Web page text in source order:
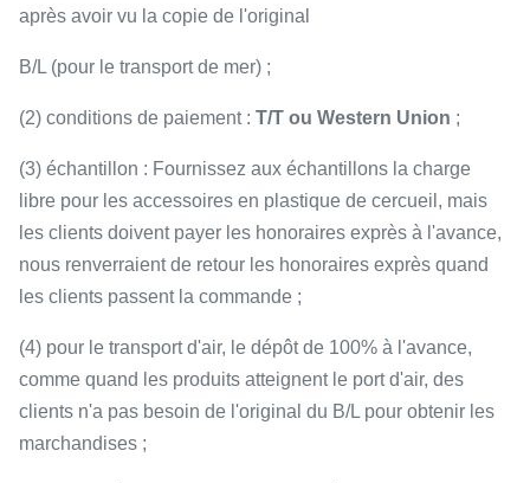
après avoir vu la copie de l'original
B/L (pour le transport de mer) ;
(2) conditions de paiement : T/T ou Western Union ;
(3) échantillon : Fournissez aux échantillons la charge
libre pour les accessoires en plastique de cercueil, mais
les clients doivent payer les honoraires exprès à l'avance,
nous renverraient de retour les honoraires exprès quand
les clients passent la commande ;
(4) pour le transport d'air, le dépôt de 100% à l'avance,
comme quand les produits atteignent le port d'air, des
clients n'a pas besoin de l'original du B/L pour obtenir les
marchandises ;